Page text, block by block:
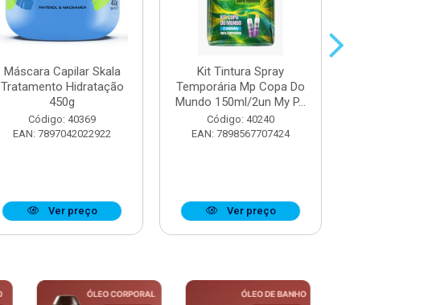
Máscara Capilar Skala
Tratamento Hidratação
450g
Código: 40369
EAN: 7897042022922
Ver preço
Kit Tintura Spray
Temporária Mp Copa Do
Mundo 150ml/2un My P...
Código: 40240
EAN: 7898567707424
Ver preço